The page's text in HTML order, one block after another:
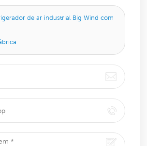
de ar industrial Big Wind com